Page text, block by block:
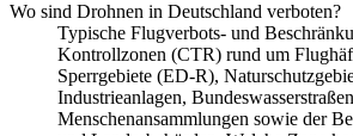
Wo sind Drohnen in Deutschland verboten?
Typische Flugverbots- und
Kontrollzonen (CTR) rund um
Sperrgebiete (ED-R),
Industrieanlagen,
Menschenansammlungen sowie der